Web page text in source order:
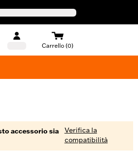
Carrello (0)
accessorio sia
Verifica la
compatibilità